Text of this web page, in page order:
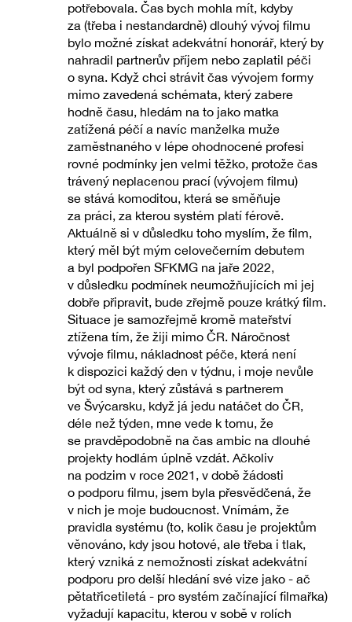
potřebovala. Čas bych mohla mít, kdyby
za (třeba i nestandardně) dlouhý vývoj filmu
bylo možné získat adekvátní honorář, který by
nahradil partnerův příjem nebo zaplatil péči
o syna. Když chci strávit čas vývojem formy
mimo zavedená schémata, který zabere
hodně času, hledám na to jako matka
zatížená péčí a navíc manželka muže
zaměstnaného v lépe ohodnocené profesi
rovné podmínky jen velmi těžko, protože čas
trávený neplacenou prací (vývojem filmu)
se stává komoditou, která se směňuje
za práci, za kterou systém platí férově.
Aktuálně si v důsledku toho myslím, že film,
který měl být mým celovečerním debutem
a byl podpořen SFKMG na jaře 2022,
v důsledku podmínek neumožňujících mi jej
dobře připravit, bude zřejmě pouze krátký film.
Situace je samozřejmě kromě mateřství
ztížena tím, že žiji mimo ČR. Náročnost
vývoje filmu, nákladnost péče, která není
k dispozici každý den v týdnu, i moje nevůle
být od syna, který zůstává s partnerem
ve Švýcarsku, když já jedu natáčet do ČR,
déle než týden, mne vede k tomu, že
se pravděpodobně na čas ambic na dlouhé
projekty hodlám úplně vzdát. Ačkoliv
na podzim v roce 2021, v době žádosti
o podporu filmu, jsem byla přesvědčená, že
v nich je moje budoucnost. Vnímám, že
pravidla systému (to, kolik času je projektům
věnováno, kdy jsou hotové, ale třeba i tlak,
který vzniká z nemožnosti získat adekvátní
podporu pro delší hledání své vize jako - ač
pětatřicetiletá - pro systém začínající filmařka)
vyžadují kapacitu, kterou v sobě v rolích